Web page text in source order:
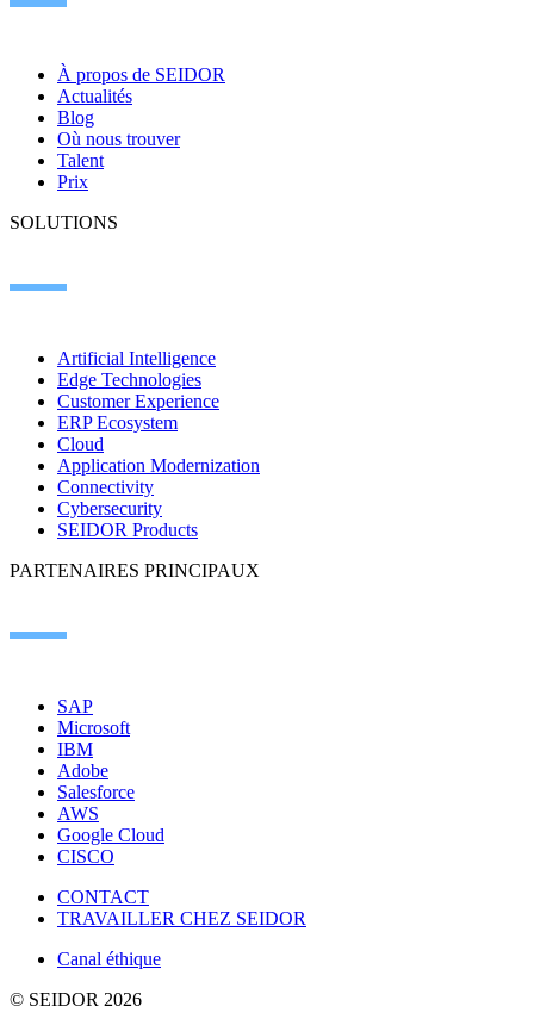
À propos de SEIDOR
Actualités
Blog
Où nous trouver
Talent
Prix
SOLUTIONS
Artificial Intelligence
Edge Technologies
Customer Experience
ERP Ecosystem
Cloud
Application Modernization
Connectivity
Cybersecurity
SEIDOR Products
PARTENAIRES PRINCIPAUX
SAP
Microsoft
IBM
Adobe
Salesforce
AWS
Google Cloud
CISCO
CONTACT
TRAVAILLER CHEZ SEIDOR
Canal éthique
© SEIDOR 2026